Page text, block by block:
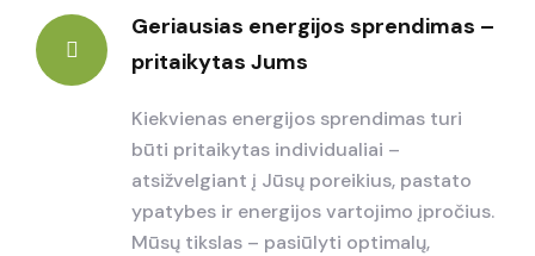
Geriausias energijos sprendimas –
pritaikytas Jums
Kiekvienas energijos sprendimas turi
būti pritaikytas individualiai –
atsižvelgiant į Jūsų poreikius, pastato
ypatybes ir energijos vartojimo įpročius.
Mūsų tikslas – pasiūlyti optimalų,